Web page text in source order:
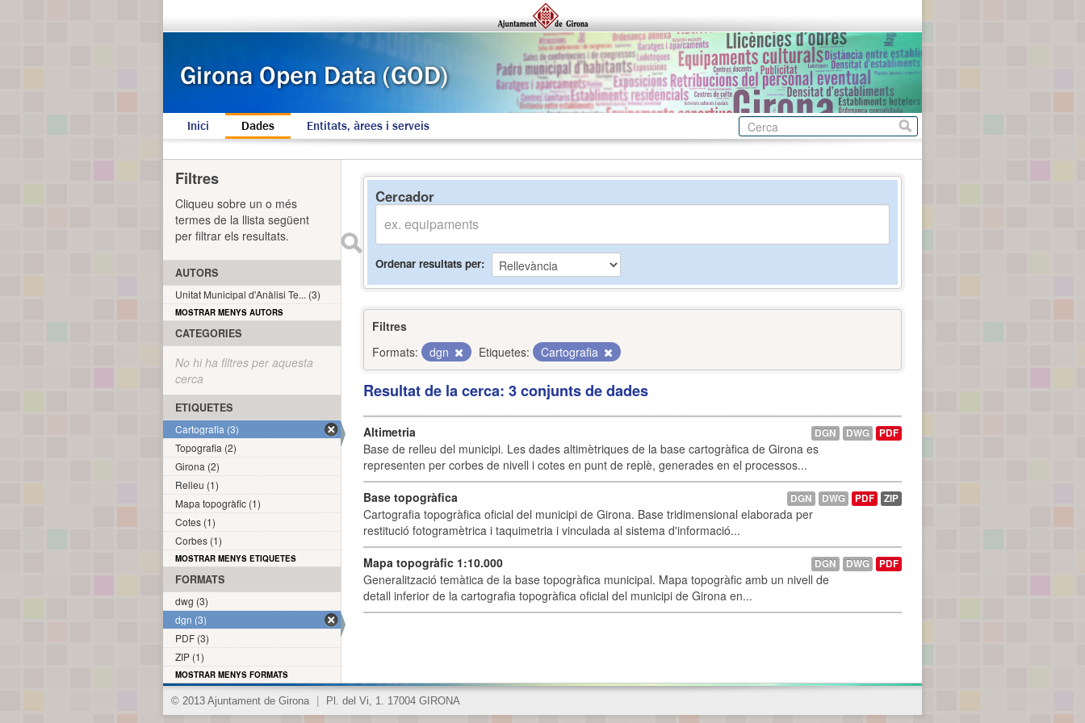
Inici Dades Entitats, àrees i serveis
Cercador
Ordenar resultats per
Filtres
Formats:
dgn Etiquetes: Cartografia
Resultat de la cerca: 3 conjunts de dades
Altimetria
Base de relleu del municipi. Les dades altimètriques de la base cartogràfica de Girona es
representen per corbes de nivell i cotes en punt de replè, generades en el processos...
DGN DWG PDF
Base topogràfica
Cartografia topogràfica oficial del municipi de Girona. Base tridimensional elaborada per
restitució fotogramètrica i taquimetria i vinculada al sistema d'informació...
DGN DWG PDF ZIP
Mapa topogràfic 1:10.000
Generalització temàtica de la base topogràfica municipal. Mapa topogràfic amb un nivell de
detall inferior de la cartografia topogràfica oficial del municipi de Girona en...
DGN DWG PDF
Filtres
Cliqueu sobre un o més
termes de la llista següent
per filtrar els resultats.
AUTORS
Unitat Municipal d'Anàlisi Te... (3)
MOSTRAR MENYS AUTORS
CATEGORIES
No hi ha filtres per aquesta
cerca
ETIQUETES
Cartografia (3)
Topografia (2)
Girona (2)
Relleu (1)
Mapa topogràfic (1)
Cotes (1)
Corbes (1)
MOSTRAR MENYS ETIQUETES
FORMATS
dwg (3)
dgn (3)
PDF (3)
ZIP (1)
MOSTRAR MENYS FORMATS
© 2013 Ajuntament de Girona Pl. del Vi, 1. 17004 GIRONA